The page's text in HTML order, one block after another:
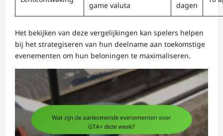
game valuta
dagen
Het bekijken van deze vergelijkingen kan spelers helpen
bij het strategiseren van hun deelname aan toekomstige
evenementen om hun beloningen te maximaliseren.